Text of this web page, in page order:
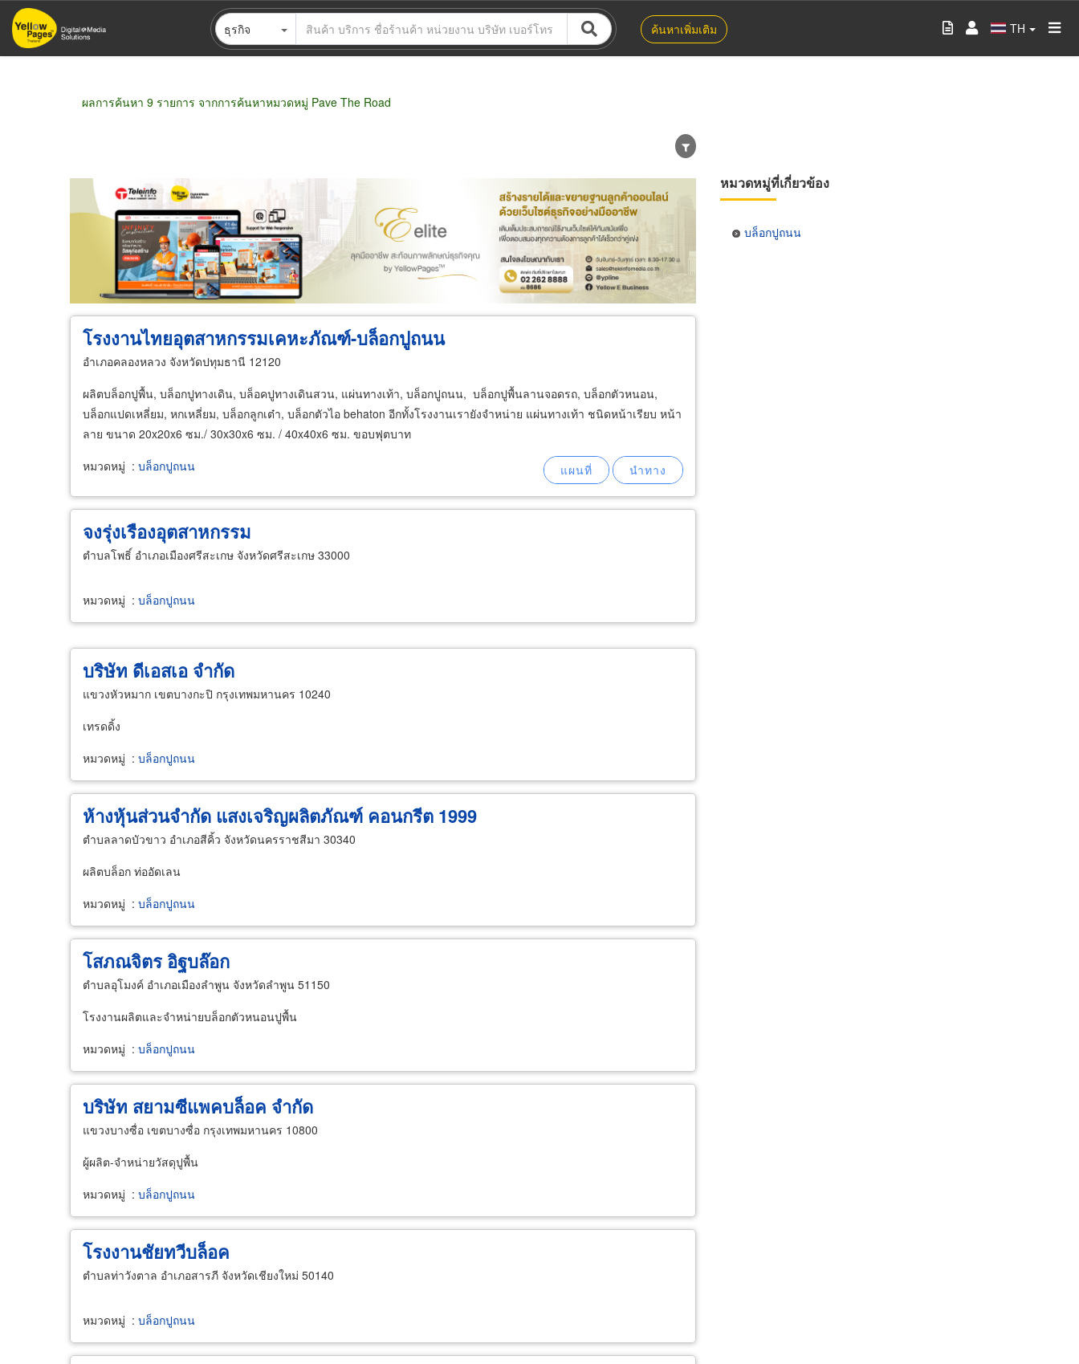
ข้าม
ไป
ธุรกิจ ค้นหาเพิ่มเติม TH
ผลการค้นหา 9 รายการ จากการค้นหาหมวดหมู่ Pave The Road
ขายส่ง ขายปลีก ผู้ผลิต ตัวแทนจัดจำหน่าย ผู้ส่งออก/นำเข้า ธุรกิจบริการ
โรงงานไทยอุตสาหกรรมเคหะภัณฑ์-บล็อกปูถนน
อำเภอคลองหลวง จังหวัดปทุมธานี 12120
ผลิตบล็อกปูพื้น, บล็อกปูทางเดิน, บล็อคปูทางเดินสวน, แผ่นทางเท้า, บล็อกปูถนน, บล็อกปูพื้นลานจอดรถ, บล็อกตัวหนอน,
บล็อกแปดเหลี่ยม, หกเหลี่ยม, บล็อกลูกเต๋า, บล็อกตัวไอ behaton อีกทั้งโรงงานเรายังจำหน่าย แผ่นทางเท้า ชนิดหน้าเรียบ หน้า
ลาย ขนาด 20x20x6 ซม./ 30x30x6 ซม. / 40x40x6 ซม. ขอบฟุตบาท
หมวดหมู่ : บล็อกปูถนน
จงรุ่งเรืองอุตสาหกรรม
ตำบลโพธิ์ อำเภอเมืองศรีสะเกษ จังหวัดศรีสะเกษ 33000
หมวดหมู่ : บล็อกปูถนน
บริษัท ดีเอสเอ จำกัด
แขวงหัวหมาก เขตบางกะปิ กรุงเทพมหานคร 10240
เทรดดิ้ง
หมวดหมู่ : บล็อกปูถนน
ห้างหุ้นส่วนจำกัด แสงเจริญผลิตภัณฑ์ คอนกรีต 1999
ตำบลลาดบัวขาว อำเภอสีคิ้ว จังหวัดนครราชสีมา 30340
ผลิตบล็อก ท่ออัดเลน
หมวดหมู่ : บล็อกปูถนน
โสภณจิตร อิฐบล๊อก
ตำบลอุโมงค์ อำเภอเมืองลำพูน จังหวัดลำพูน 51150
โรงงานผลิตและจำหน่ายบล็อกตัวหนอนปูพื้น
หมวดหมู่ : บล็อกปูถนน
บริษัท สยามซีแพคบล็อค จำกัด
แขวงบางซื่อ เขตบางซื่อ กรุงเทพมหานคร 10800
ผู้ผลิต-จำหน่ายวัสดุปูพื้น
หมวดหมู่ : บล็อกปูถนน
โรงงานชัยทวีบล็อค
ตำบลท่าวังตาล อำเภอสารภี จังหวัดเชียงใหม่ 50140
หมวดหมู่ : บล็อกปูถนน
หมวดหมู่ที่เกี่ยวข้อง
บล็อกปูถนน